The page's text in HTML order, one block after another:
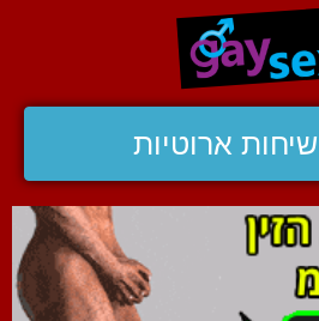
שיחות ארוטיות